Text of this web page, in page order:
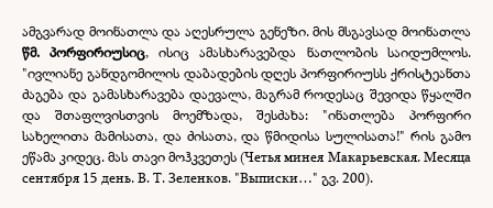
ამგვარად მოინათლა და აღესრულა გენეზი. მის მსგავსად მოინათლა
წმ. პორფირიუსიც, ისიც ამასხარავებდა ნათლობის საიდუმლოს.
"ივლიანე განდგომილის დაბადების დღეს პორფირიუსს ქრისტეანთა
ძაგება და გამასხარავება დაევალა, მაგრამ როდესაც შევიდა წყალში
და შთაფლვისთვის მოემზადა, შესძახა: "ინათლება პორფირი
სახელითა მამისათა, და ძისათა, და წმიდისა სულისათა!" რის გამო
ეწამა კიდეც. მას თავი მოჰკვეთეს (Четья минея Макарьевская. Месяца
сентября 15 день. В. Т. Зеленков. "Выписки…" გვ. 200).